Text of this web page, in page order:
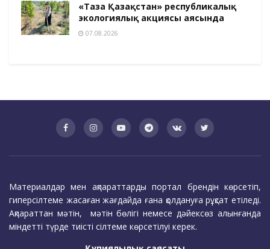
«Таза Қазақстан» республикалық
экологиялық акциясы аясында
07.08.2026
Материалдар мен ақпараттарды портал брендін көрсетіп,
гиперсілтеме жасаған жағдайда ғана қолдануға рұқсат етіледі.
Ақпараттан мәтін, мәтін бөлігі немесе дәйексөз алынғанда
міндетті түрде тиісті сілтеме көрсетілуі керек.